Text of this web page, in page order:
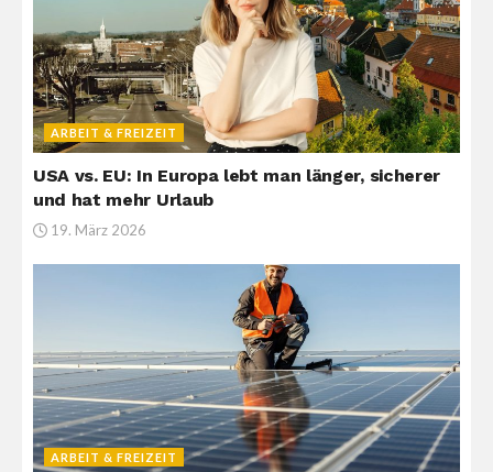
ARBEIT & FREIZEIT
USA vs. EU: In Europa lebt man länger, sicherer
und hat mehr Urlaub
19. März 2026
ARBEIT & FREIZEIT